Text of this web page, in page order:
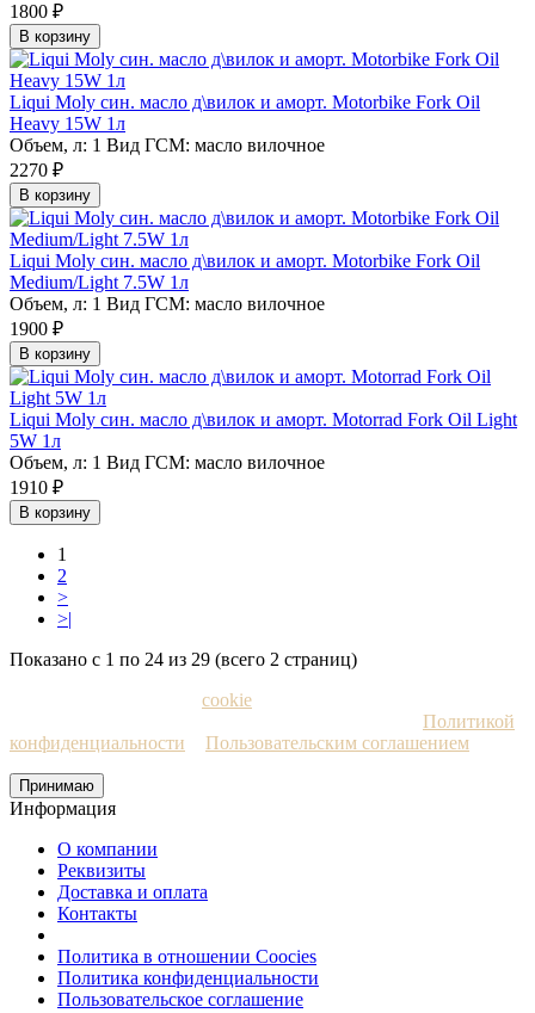
1800 ₽
В корзину
Liqui Moly син. масло д\вилок и аморт. Motorbike Fork Oil
Heavy 15W 1л
Объем, л: 1 Вид ГСМ: масло вилочное
2270 ₽
В корзину
Liqui Moly син. масло д\вилок и аморт. Motorbike Fork Oil
Medium/Light 7.5W 1л
Объем, л: 1 Вид ГСМ: масло вилочное
1900 ₽
В корзину
Liqui Moly син. масло д\вилок и аморт. Motorrad Fork Oil Light
5W 1л
Объем, л: 1 Вид ГСМ: масло вилочное
1910 ₽
В корзину
1
2
>
>|
Показано с 1 по 24 из 29 (всего 2 страниц)
cookie
Политикой
конфиденциальности
Пользовательским соглашением
Принимаю
Информация
О компании
Реквизиты
Доставка и оплата
Контакты
Политика в отношении Coocies
Политика конфиденциальности
Пользовательское соглашение